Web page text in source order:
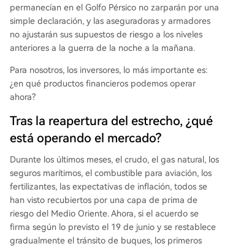
permanecían en el Golfo Pérsico no zarparán por una
simple declaración, y las aseguradoras y armadores
no ajustarán sus supuestos de riesgo a los niveles
anteriores a la guerra de la noche a la mañana.
Para nosotros, los inversores, lo más importante es:
¿en qué productos financieros podemos operar
ahora?
Tras la reapertura del estrecho, ¿qué
está operando el mercado?
Durante los últimos meses, el crudo, el gas natural, los
seguros marítimos, el combustible para aviación, los
fertilizantes, las expectativas de inflación, todos se
han visto recubiertos por una capa de prima de
riesgo del Medio Oriente. Ahora, si el acuerdo se
firma según lo previsto el 19 de junio y se restablece
gradualmente el tránsito de buques, los primeros